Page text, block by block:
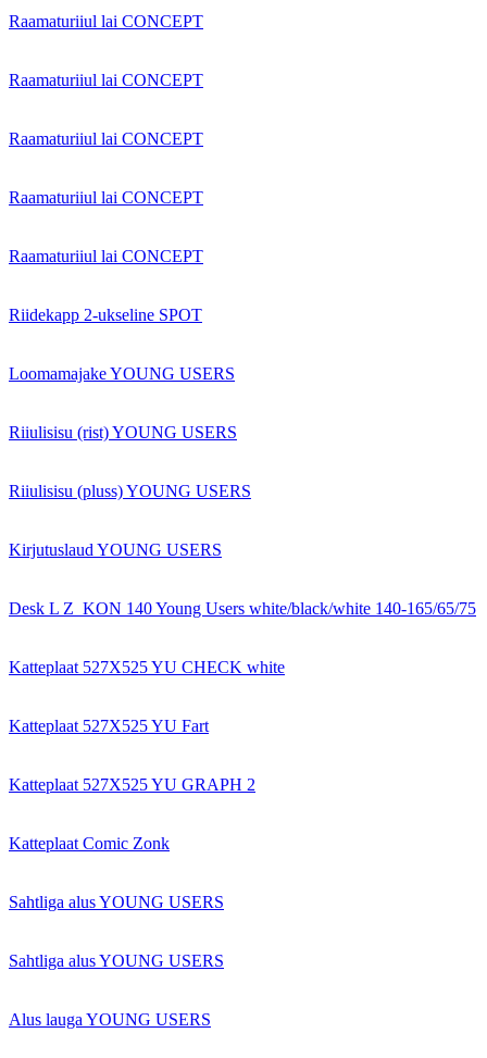
Raamaturiiul lai CONCEPT
Raamaturiiul lai CONCEPT
Raamaturiiul lai CONCEPT
Raamaturiiul lai CONCEPT
Raamaturiiul lai CONCEPT
Riidekapp 2-ukseline SPOT
Loomamajake YOUNG USERS
Riiulisisu (rist) YOUNG USERS
Riiulisisu (pluss) YOUNG USERS
Kirjutuslaud YOUNG USERS
Desk L Z_KON 140 Young Users white/black/white 140-165/65/75
Katteplaat 527X525 YU CHECK white
Katteplaat 527X525 YU Fart
Katteplaat 527X525 YU GRAPH 2
Katteplaat Comic Zonk
Sahtliga alus YOUNG USERS
Sahtliga alus YOUNG USERS
Alus lauga YOUNG USERS